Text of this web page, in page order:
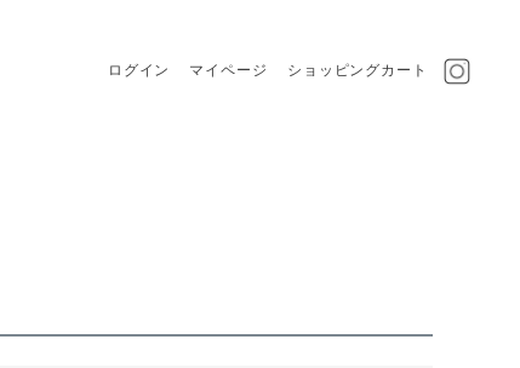
ログイン マイページ ショッピングカート